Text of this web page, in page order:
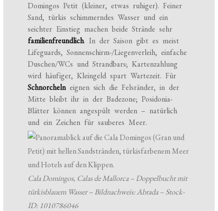
Domingos Petit (kleiner, etwas ruhiger). Feiner
Sand, türkis schimmerndes Wasser und ein
seichter Einstieg machen beide Strände sehr
familienfreundlich. In der Saison gibt es meist
Lifeguards, Sonnenschirm-/Liegenverleih, einfache
Duschen/WCs und Strandbars; Kartenzahlung
wird häufiger, Kleingeld spart Wartezeit. Für
Schnorchelneignen sich die Felsränder, in der
Mitte bleibt ihr in der Badezone; Posidonia-
Blätter können angespült werden – natürlich
und ein Zeichen für sauberes Meer.
Cala Domingos, Calas de Mallorca – Doppelbucht mit
türkisblauem Wasser – Bildnachweis: Abrada – Stock-
ID: 1010786046